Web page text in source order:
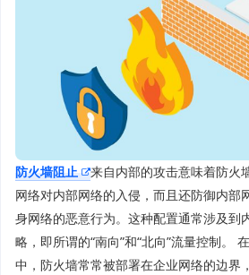
防火墙阻止
来自内部的攻击意味着防火
网络对内部网络的入侵，而且还防御内部
身网络的恶意行为。这种配置通常涉及到
略，即所谓的“南向”和“北向”流量控制。
中，防火墙常常被部署在企业网络的边界